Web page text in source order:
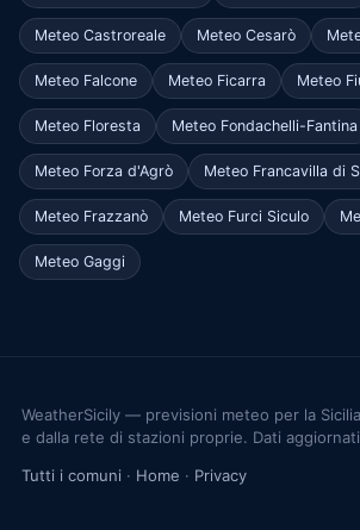
Meteo Castroreale Meteo Cesarò
Meteo Falcone Meteo Ficarra Meteo
Meteo Floresta Meteo Fondachelli-Fantina
Meteo Forza d'Agrò Meteo Francavilla di
Meteo Frazzanò Meteo Furci Siculo
Meteo Gaggi
WeatherSicily — previsioni meteo per la
e dalla rete di stazioni proprie. Dati
Tutti i comuni · Home · Privacy